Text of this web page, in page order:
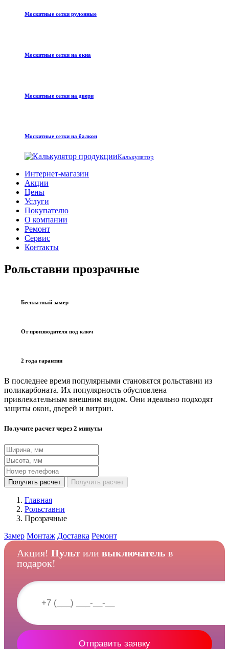
Москитные сетки рулонные
Москитные сетки на окна
Москитные сетки на двери
Москитные сетки на балкон
Калькулятор
Интернет-магазин
Акции
Цены
Услуги
Покупателю
О компании
Ремонт
Сервис
Контакты
Рольставни прозрачные
Бесплатный замер
От производителя под ключ
2 года гарантии
В последнее время популярными становятся рольставни из
поликарбоната. Их популярность обусловлена
привлекательным внешним видом. Они идеально подходят
защиты окон, дверей и витрин.
Получите расчет через 2 минуты
Получить расчет Получить расчет
Главная
Рольставни
Прозрачные
Замер Монтаж Доставка Ремонт
Акция! Пульт или выключатель в
подарок!
Отправить заявку